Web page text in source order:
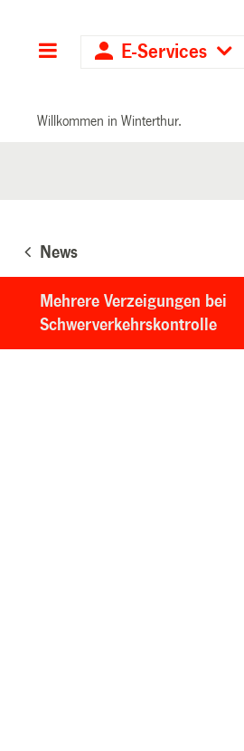
Hauptnavigation
E-Services
Willkommen in Winterthur.
News
Mehrere Verzeigungen bei
Schwerverkehrskontrolle